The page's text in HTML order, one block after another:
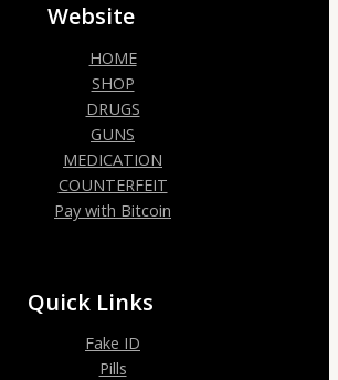
Website
HOME
SHOP
DRUGS
GUNS
MEDICATION
COUNTERFEIT
Pay with Bitcoin
Quick Links
Fake ID
Pills